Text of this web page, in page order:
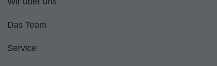
Das Team
Service